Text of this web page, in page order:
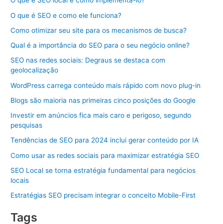
O que é SEO e como ele funciona?
Como otimizar seu site para os mecanismos de busca?
Qual é a importância do SEO para o seu negócio online?
SEO nas redes sociais: Degraus se destaca com
geolocalização
WordPress carrega conteúdo mais rápido com novo plug-in
Blogs são maioria nas primeiras cinco posições do Google
Investir em anúncios fica mais caro e perigoso, segundo
pesquisas
Tendências de SEO para 2024 inclui gerar conteúdo por IA
Como usar as redes sociais para maximizar estratégia SEO
SEO Local se torna estratégia fundamental para negócios
locais
Estratégias SEO precisam integrar o conceito Mobile-First
Tags